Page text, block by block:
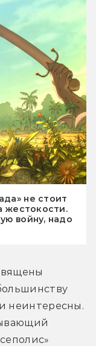
не стоит
жестокости.
войну, надо
неинтересны.